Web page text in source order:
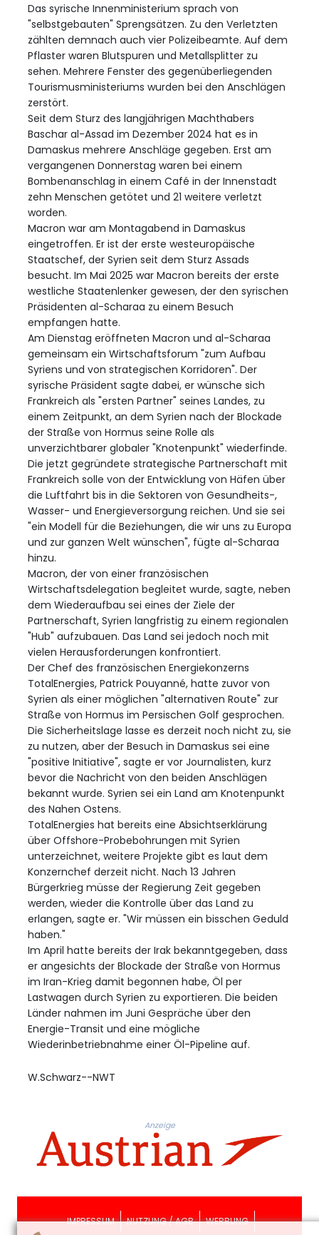
Das syrische Innenministerium sprach von
"selbstgebauten" Sprengsätzen. Zu den Verletzten
zählten demnach auch vier Polizeibeamte. Auf dem
Pflaster waren Blutspuren und Metallsplitter zu
sehen. Mehrere Fenster des gegenüberliegenden
Tourismusministeriums wurden bei den Anschlägen
zerstört.
Seit dem Sturz des langjährigen Machthabers
Baschar al-Assad im Dezember 2024 hat es in
Damaskus mehrere Anschläge gegeben. Erst am
vergangenen Donnerstag waren bei einem
Bombenanschlag in einem Café in der Innenstadt
zehn Menschen getötet und 21 weitere verletzt
worden.
Macron war am Montagabend in Damaskus
eingetroffen. Er ist der erste westeuropäische
Staatschef, der Syrien seit dem Sturz Assads
besucht. Im Mai 2025 war Macron bereits der erste
westliche Staatenlenker gewesen, der den syrischen
Präsidenten al-Scharaa zu einem Besuch
empfangen hatte.
Am Dienstag eröffneten Macron und al-Scharaa
gemeinsam ein Wirtschaftsforum "zum Aufbau
Syriens und von strategischen Korridoren". Der
syrische Präsident sagte dabei, er wünsche sich
Frankreich als "ersten Partner" seines Landes, zu
einem Zeitpunkt, an dem Syrien nach der Blockade
der Straße von Hormus seine Rolle als
unverzichtbarer globaler "Knotenpunkt" wiederfinde.
Die jetzt gegründete strategische Partnerschaft mit
Frankreich solle von der Entwicklung von Häfen über
die Luftfahrt bis in die Sektoren von Gesundheits-,
Wasser- und Energieversorgung reichen. Und sie sei
"ein Modell für die Beziehungen, die wir uns zu Europa
und zur ganzen Welt wünschen", fügte al-Scharaa
hinzu.
Macron, der von einer französischen
Wirtschaftsdelegation begleitet wurde, sagte, neben
dem Wiederaufbau sei eines der Ziele der
Partnerschaft, Syrien langfristig zu einem regionalen
"Hub" aufzubauen. Das Land sei jedoch noch mit
vielen Herausforderungen konfrontiert.
Der Chef des französischen Energiekonzerns
TotalEnergies, Patrick Pouyanné, hatte zuvor von
Syrien als einer möglichen "alternativen Route" zur
Straße von Hormus im Persischen Golf gesprochen.
Die Sicherheitslage lasse es derzeit noch nicht zu, sie
zu nutzen, aber der Besuch in Damaskus sei eine
"positive Initiative", sagte er vor Journalisten, kurz
bevor die Nachricht von den beiden Anschlägen
bekannt wurde. Syrien sei ein Land am Knotenpunkt
des Nahen Ostens.
TotalEnergies hat bereits eine Absichtserklärung
über Offshore-Probebohrungen mit Syrien
unterzeichnet, weitere Projekte gibt es laut dem
Konzernchef derzeit nicht. Nach 13 Jahren
Bürgerkrieg müsse der Regierung Zeit gegeben
werden, wieder die Kontrolle über das Land zu
erlangen, sagte er. "Wir müssen ein bisschen Geduld
haben."
Im April hatte bereits der Irak bekanntgegeben, dass
er angesichts der Blockade der Straße von Hormus
im Iran-Krieg damit begonnen habe, Öl per
Lastwagen durch Syrien zu exportieren. Die beiden
Länder nahmen im Juni Gespräche über den
Energie-Transit und eine mögliche
Wiederinbetriebnahme einer Öl-Pipeline auf.
W.Schwarz--NWT
Anzeige
IMPRESSUM NUTZUNG / AGB WERBUNG